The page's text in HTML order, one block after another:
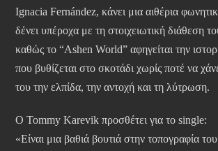
Ignacia Fernández, κάνει μια αιθέρια
δένει υπέροχα με τη στοιχειωτική διάθεση
καθώς το “Ashen World” αφηγείται την
που βυθίζεται στο σκοτάδι χωρίς ποτέ να
του την ελπίδα, την αντοχή και τη λύτρωση.
Ο Tommy Karevik προσθέτει για το single:
«Είναι μια βαθιά βουτιά στην τοπογραφία